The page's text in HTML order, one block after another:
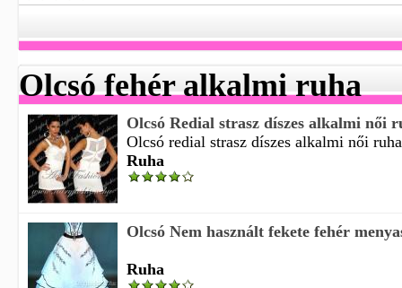
Olcsó fehér alkalmi ruha
Olcsó Redial strasz díszes alkalmi női
Olcsó redial strasz díszes alkalmi női
Ruha
Olcsó Nem használt fekete fehér
Ruha